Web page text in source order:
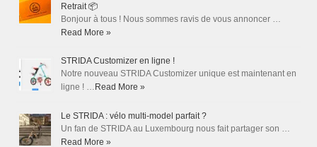
Retrait 📦
Bonjour à tous ! Nous sommes ravis de vous annoncer …
Read More »
STRIDA Customizer en ligne !
Notre nouveau STRIDA Customizer unique est maintenant en
ligne ! … Read More »
Le STRIDA : vélo multi-model parfait ?
Un fan de STRIDA au Luxembourg nous fait partager son …
Read More »